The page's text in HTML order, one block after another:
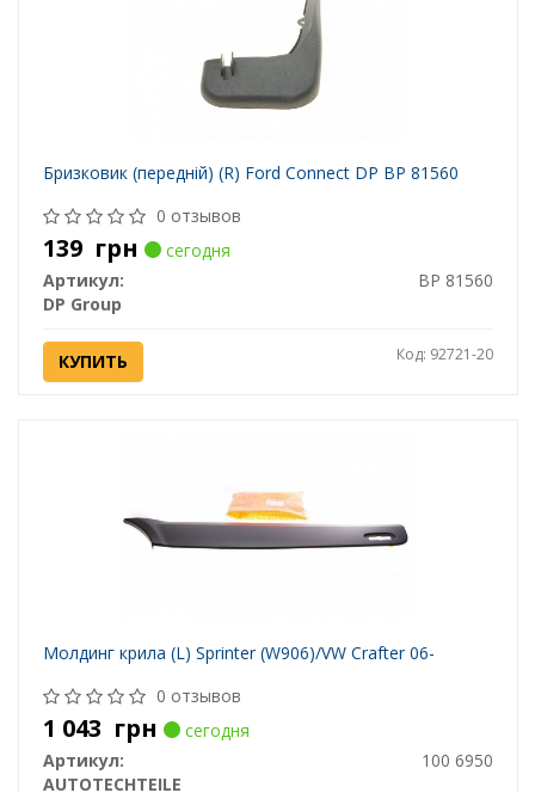
Бризковик (передній) (R) Ford Connect DP BP 81560
0 отзывов
139 грн
сегодня
Артикул:
BP 81560
DP Group
КУПИТЬ Код: 92721-20
Молдинг крила (L) Sprinter (W906)/VW Crafter 06-
0 отзывов
1 043 грн
сегодня
Артикул:
100 6950
AUTOTECHTEILE